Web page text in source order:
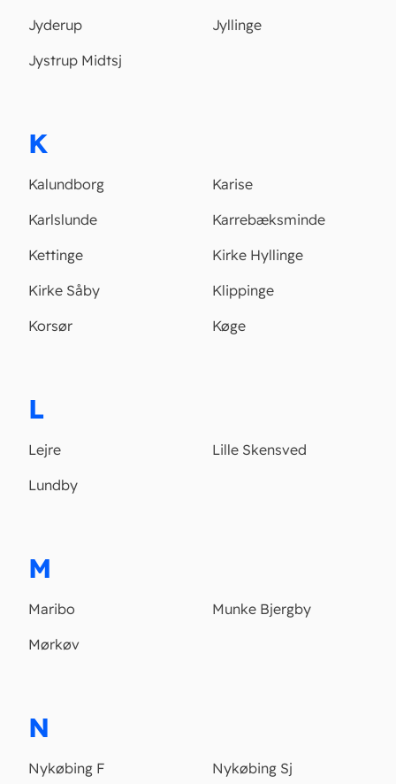
Jyderup
Jyllinge
Jystrup Midtsj
K
Kalundborg
Karise
Karlslunde
Karrebæksminde
Kettinge
Kirke Hyllinge
Kirke Såby
Klippinge
Korsør
Køge
L
Lejre
Lille Skensved
Lundby
M
Maribo
Munke Bjergby
Mørkøv
N
Nykøbing F
Nykøbing Sj